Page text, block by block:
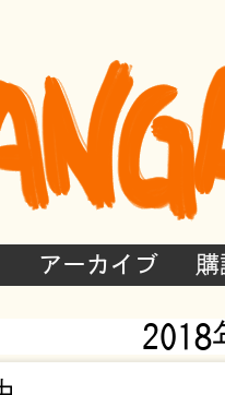
アーカイブ